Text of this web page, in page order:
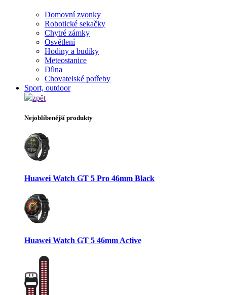
Domovní zvonky
Robotické sekačky
Chytré zámky
Osvětlení
Hodiny a budíky
Meteostanice
Dílna
Chovatelské potřeby
Sport, outdoor
zpět
Nejoblíbenější produkty
Huawei Watch GT 5 Pro 46mm Black
Huawei Watch GT 5 46mm Active